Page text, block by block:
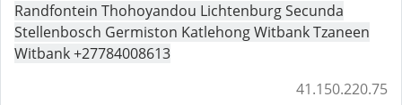
Randfontein Thohoyandou Lichtenburg Secunda
Stellenbosch Germiston Katlehong Witbank Tzaneen
Witbank +27784008613
41.150.220.75